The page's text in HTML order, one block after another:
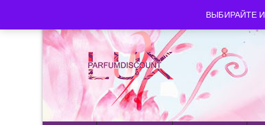
ВЫБИРАЙТЕ
+7 903 544 11 18 г.